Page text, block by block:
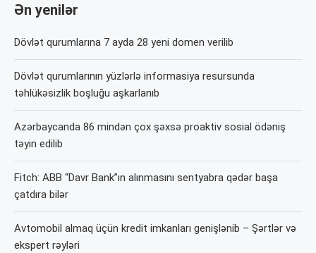
Ən yenilər
Dövlət qurumlarına 7 ayda 28 yeni domen verilib
Dövlət qurumlarının yüzlərlə informasiya resursunda
təhlükəsizlik boşluğu aşkarlanıb
Azərbaycanda 86 mindən çox şəxsə proaktiv sosial ödəniş
təyin edilib
Fitch: ABB “Davr Bank”ın alınmasını sentyabra qədər başa
çatdıra bilər
Avtomobil almaq üçün kredit imkanları genişlənib – Şərtlər və
ekspert rəyləri